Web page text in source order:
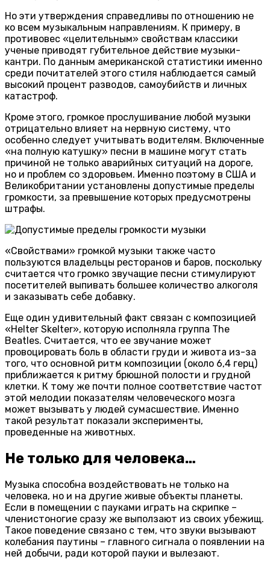
Но эти утверждения справедливы по отношению не
ко всем музыкальным направлениям. К примеру, в
противовес «целительным» свойствам классики
ученые приводят губительное действие музыки-
кантри. По данным американской статистики именно
среди почитателей этого стиля наблюдается самый
высокий процент разводов, самоубийств и личных
катастроф.
Кроме этого, громкое прослушивание любой музыки
отрицательно влияет на нервную систему, что
особенно следует учитывать водителям. Включенные
«на полную катушку» песни в машине могут стать
причиной не только аварийных ситуаций на дороге,
но и проблем со здоровьем. Именно поэтому в США и
Великобритании установлены допустимые пределы
громкости, за превышение которых предусмотрены
штрафы.
«Свойствами» громкой музыки также часто
пользуются владельцы ресторанов и баров, поскольку
считается что громко звучащие песни стимулируют
посетителей выпивать большее количество алкоголя
и заказывать себе добавку.
Еще один удивительный факт связан с композицией
«Helter Skelter», которую исполняла группа The
Beatles. Считается, что ее звучание может
провоцировать боль в области груди и живота из-за
того, что основной ритм композиции (около 6,4 герц)
приближается к ритму брюшной полости и грудной
клетки. К тому же почти полное соответствие частот
этой мелодии показателям человеческого мозга
может вызывать у людей сумасшествие. Именно
такой результат показали эксперименты,
проведенные на животных.
Не только для человека…
Музыка способна воздействовать не только на
человека, но и на другие живые объекты планеты.
Если в помещении с пауками играть на скрипке –
членистоногие сразу же выползают из своих убежищ.
Такое поведение связано с тем, что звуки вызывают
колебания паутины – главного сигнала о появлении на
ней добычи, ради которой пауки и вылезают.